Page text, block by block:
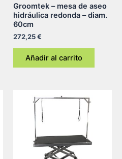
Groomtek – mesa de aseo
hidráulica redonda – diam.
60cm
272,25€
Añadir al carrito